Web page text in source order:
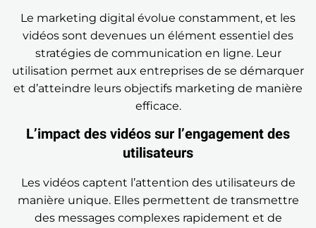
Le marketing digital évolue constamment, et les
vidéos sont devenues un élément essentiel des
stratégies de communication en ligne. Leur
utilisation permet aux entreprises de se démarquer
et d’atteindre leurs objectifs marketing de manière
efficace.
L’impact des vidéos sur l’engagement des
utilisateurs
Les vidéos captent l’attention des utilisateurs de
manière unique. Elles permettent de transmettre
des messages complexes rapidement et de